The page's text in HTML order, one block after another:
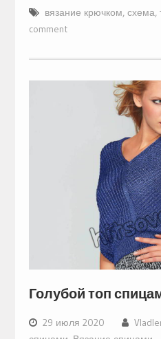
вязание крючком, схема,
comment
Голубой топ
29 июля 2020